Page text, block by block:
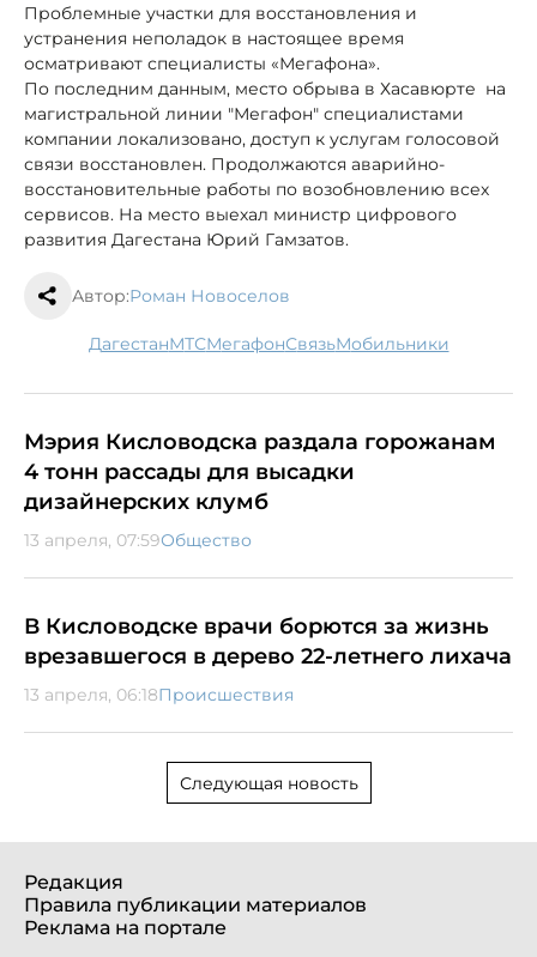
Проблемные участки для восстановления и
устранения неполадок в настоящее время
осматривают специалисты «Мегафона».
По последним данным, место обрыва в Хасавюрте на
магистральной линии "Мегафон" специалистами
компании локализовано, доступ к услугам голосовой
связи восстановлен. Продолжаются аварийно-
восстановительные работы по возобновлению всех
сервисов. На место выехал министр цифрового
развития Дагестана Юрий Гамзатов.
Автор:Роман Новоселов
Дагестан МТС мегафон связь мобильники
Мэрия Кисловодска раздала горожанам
4 тонн рассады для высадки
дизайнерских клумб
13 апреля, 07:59Общество
В Кисловодске врачи борются за жизнь
врезавшегося в дерево 22-летнего лихача
13 апреля, 06:18Происшествия
Следующая новость
Редакция
Правила публикации материалов
Реклама на портале